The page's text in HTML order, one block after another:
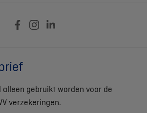
gebruikt worden voor de
verzekeringen.